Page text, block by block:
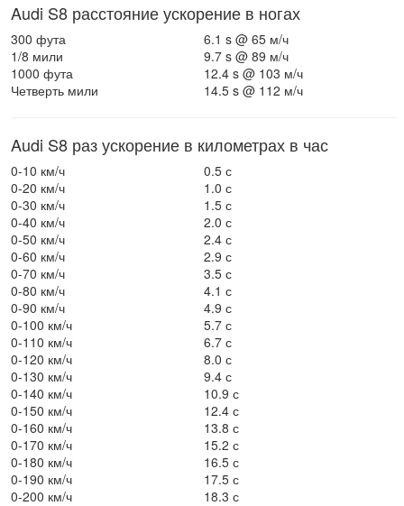
Audi S8 расстояние ускорение в ногах
300 фута
6.1 s @ 65 м/ч
1/8 мили
9.7 s @ 89 м/ч
1000 фута
12.4 s @ 103 м/ч
Четверть мили
14.5 s @ 112 м/ч
Audi S8 раз ускорение в километрах в час
0-10 км/ч
0.5 с
0-20 км/ч
1.0 с
0-30 км/ч
1.5 с
0-40 км/ч
2.0 с
0-50 км/ч
2.4 с
0-60 км/ч
2.9 с
0-70 км/ч
3.5 с
0-80 км/ч
4.1 с
0-90 км/ч
4.9 с
0-100 км/ч
5.7 с
0-110 км/ч
6.7 с
0-120 км/ч
8.0 с
0-130 км/ч
9.4 с
0-140 км/ч
10.9 с
0-150 км/ч
12.4 с
0-160 км/ч
13.8 с
0-170 км/ч
15.2 с
0-180 км/ч
16.5 с
0-190 км/ч
17.5 с
0-200 км/ч
18.3 с